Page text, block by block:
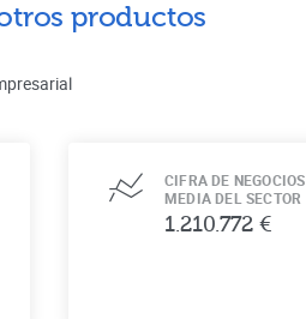
productos
CIFRA DE NEGOCIOS
MEDIA DEL SECTOR
1.210.772 €